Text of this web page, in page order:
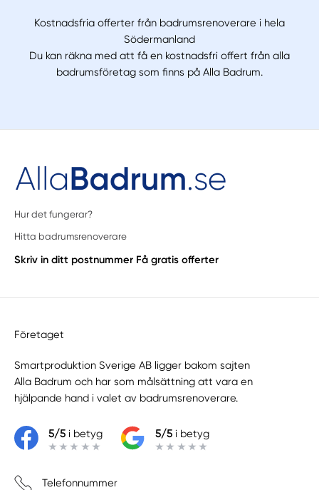
Kostnadsfria offerter från badrumsrenoverare i hela
Södermanland
Du kan räkna med att få en kostnadsfri offert från alla
badrumsföretag som finns på Alla Badrum.
Hur det fungerar?
Hitta badrumsrenoverare
Skriv in ditt postnummer Få gratis offerter
Företaget
Smartproduktion Sverige AB ligger bakom sajten
Alla Badrum och har som målsättning att vara en
hjälpande hand i valet av badrumsrenoverare.
5/5i betyg 5/5i betyg
Telefonnummer